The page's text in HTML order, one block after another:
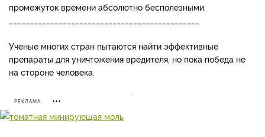
промежуток времени абсолютно бесполезными.
Ученые многих стран пытаются найти эффективные
препараты для уничтожения вредителя, но пока победа не
на стороне человека.
РЕКЛАМА